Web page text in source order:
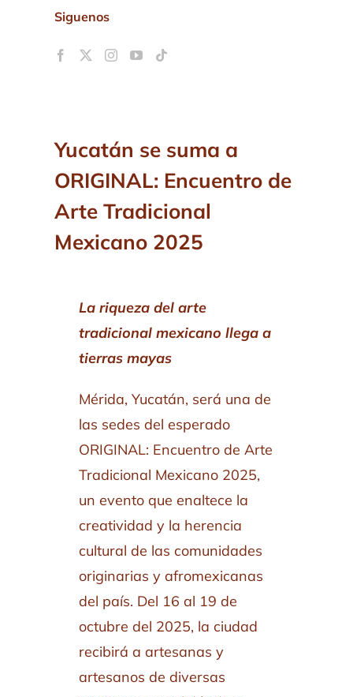
Yucatán se suma a
ORIGINAL: Encuentro de
Arte Tradicional
Mexicano 2025
La riqueza del arte
tradicional mexicano llega a
tierras mayas
Mérida, Yucatán, será una de
las sedes del esperado
ORIGINAL: Encuentro de Arte
Tradicional Mexicano 2025,
un evento que enaltece la
creatividad y la herencia
cultural de las comunidades
originarias y afromexicanas
del país. Del 16 al 19 de
octubre del 2025, la ciudad
recibirá a artesanas y
artesanos de diversas
Siguenos